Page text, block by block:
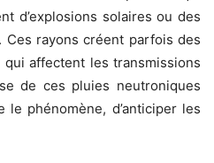
d’explosions solaires ou des
Ces rayons créent parfois des
affectent les transmissions
de ces pluies neutroniques
phénomène, d’anticiper les